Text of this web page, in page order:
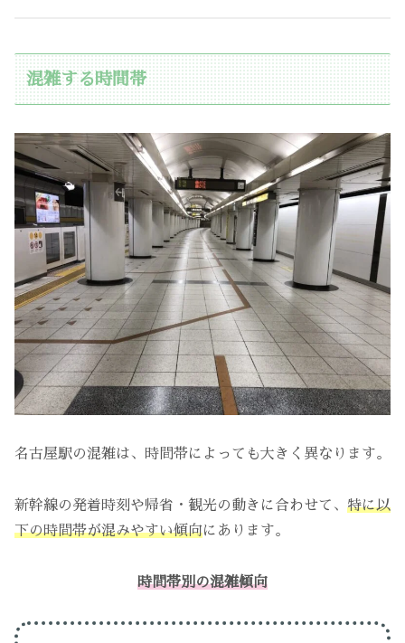
混雑する時間帯
名古屋駅の混雑は、時間帯によっても大きく異なります。
新幹線の発着時刻や帰省・観光の動きに合わせて、 特に以
下の時間帯が混みやすい傾向にあります。
時間帯別の混雑傾向